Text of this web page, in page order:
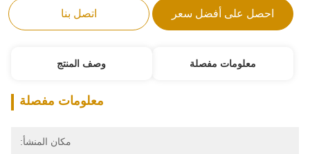
احصل على أفضل سعر اتصل بنا
معلومات مفصلة وصف المنتج
معلومات مفصلة
مكان المنشأ: